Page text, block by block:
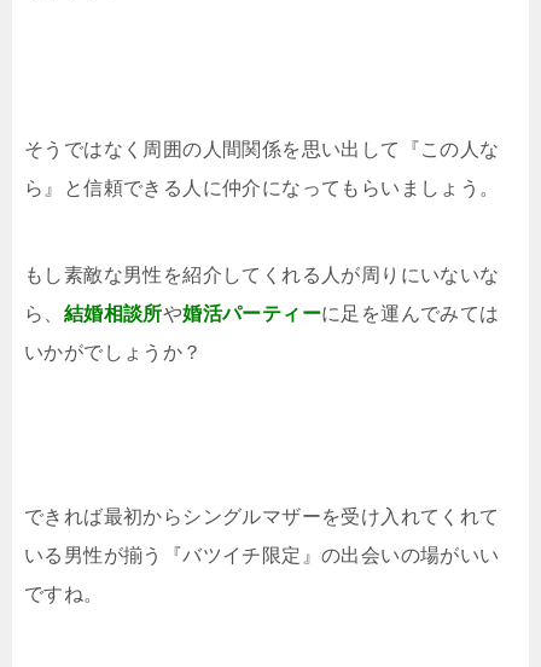
そうではなく周囲の人間関係を思い出して『この人な
ら』と信頼できる人に仲介になってもらいましょう。
もし素敵な男性を紹介してくれる人が周りにいないな
ら、 結婚相談所や婚活パーティーに足を運んでみては
いかがでしょうか？
できれば最初からシングルマザーを受け入れてくれて
いる男性が揃う『バツイチ限定』の出会いの場がいい
ですね。